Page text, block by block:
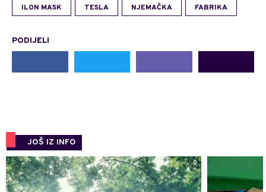
ILON MASK TESLA NJEMAČKA FABRIKA
PODIJELI
JOŠ IZ INFO
0